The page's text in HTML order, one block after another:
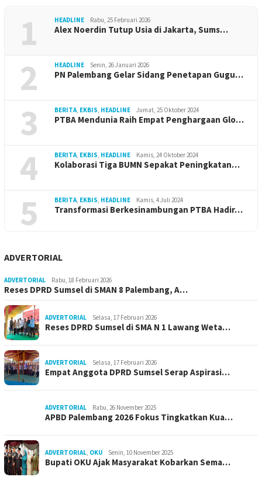
1 HEADLINE Rabu, 25 Februari 2026
Alex Noerdin Tutup Usia di Jakarta, Sums…
2 HEADLINE Senin, 26 Januari 2026
PN Palembang Gelar Sidang Penetapan Gugu…
3 BERITA, EKBIS, HEADLINE Jumat, 25 Oktober 2024
PTBA Mendunia Raih Empat Penghargaan Glo…
4 BERITA, EKBIS, HEADLINE Kamis, 24 Oktober 2024
Kolaborasi Tiga BUMN Sepakat Peningkatan…
5 BERITA, EKBIS, HEADLINE Kamis, 4 Juli 2024
Transformasi Berkesinambungan PTBA Hadir…
ADVERTORIAL
ADVERTORIAL Rabu, 18 Februari 2026
Reses DPRD Sumsel di SMAN 8 Palembang, A…
ADVERTORIAL Selasa, 17 Februari 2026
Reses DPRD Sumsel di SMA N 1 Lawang Weta…
ADVERTORIAL Selasa, 17 Februari 2026
Empat Anggota DPRD Sumsel Serap Aspirasi…
ADVERTORIAL Rabu, 26 November 2025
APBD Palembang 2026 Fokus Tingkatkan Kua…
ADVERTORIAL, OKU Senin, 10 November 2025
Bupati OKU Ajak Masyarakat Kobarkan Sema…